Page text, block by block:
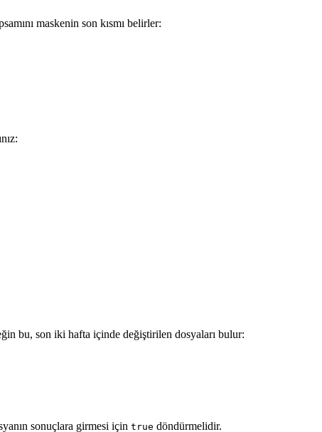
maskenin son kısmı belirler:
bu, son iki hafta içinde değiştirilen dosyaları bulur:
sonuçlara girmesi için true döndürmelidir.